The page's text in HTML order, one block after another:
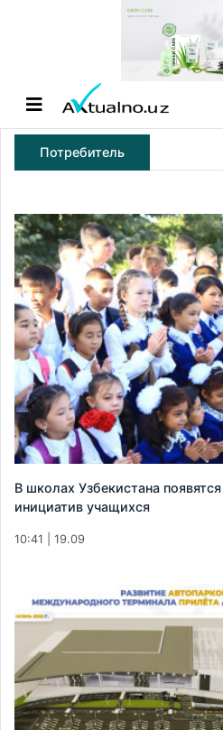
Потребитель
В школах Узбекистана
инициатив учащихся
10:41 | 19.09